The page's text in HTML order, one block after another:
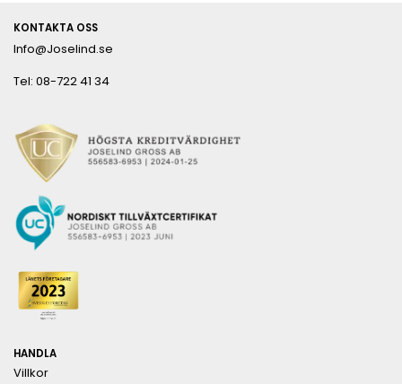
KONTAKTA OSS
Info@Joselind.se
Tel: 08-722 41 34
HANDLA
Villkor